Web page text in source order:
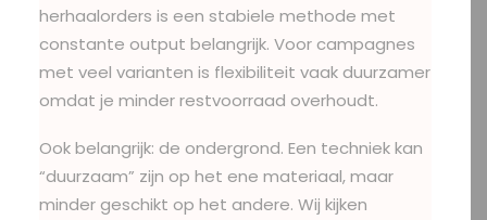
herhaalorders is een stabiele methode met
constante output belangrijk. Voor campagnes
met veel varianten is flexibiliteit vaak duurzamer
omdat je minder restvoorraad overhoudt.
Ook belangrijk: de ondergrond. Een techniek kan
“duurzaam” zijn op het ene materiaal, maar
minder geschikt op het andere. Wij kijken